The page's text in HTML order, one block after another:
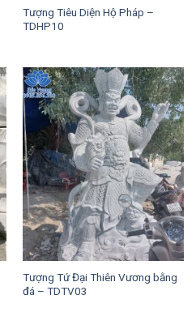
Tượng Tiêu Diện Hộ Pháp –
TDHP10
Tượng Tứ Đại Thiên Vương bằng
đá – TDTV03